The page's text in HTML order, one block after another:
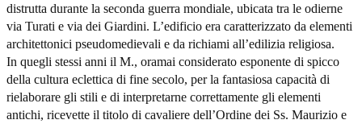
distrutta durante la seconda guerra mondiale, ubicata tra le odierne
via Turati e via dei Giardini. L’edificio era caratterizzato da elementi
architettonici pseudomedievali e da richiami all’edilizia religiosa.
In quegli stessi anni il M., oramai considerato esponente di spicco
della cultura eclettica di fine secolo, per la fantasiosa capacità di
rielaborare gli stili e di interpretarne correttamente gli elementi
antichi, ricevette il titolo di cavaliere dell’Ordine dei Ss. Maurizio e